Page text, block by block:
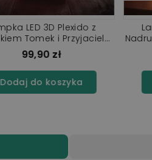
Lampka LED 3D Plexido z
Nadrukiem Tomek i Przyjaciele
Tomek
99,90 zł
Dodaj do koszyka